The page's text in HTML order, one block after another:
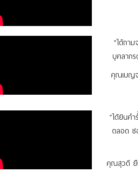
"ได้ถา
บุคลากร
คุณเบญ
"ได้ยินคำ
ตลอด ช
คุณสุวดี ยื